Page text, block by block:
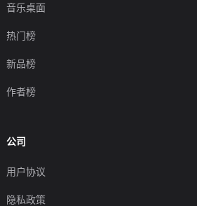
音乐桌面
热门榜
新品榜
作者榜
公司
用户协议
隐私政策